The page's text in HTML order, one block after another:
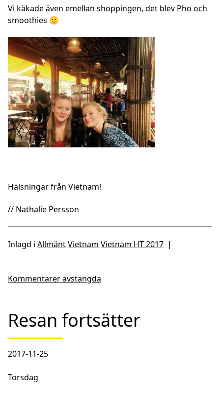
Vi käkade även emellan shoppingen, det blev Pho och
smoothies 🙂
Hälsningar från Vietnam!
// Nathalie Persson
Inlagd i AllmäntVietnam Vietnam HT 2017 |
Kommentarer avstängda
Resan fortsätter
2017-11-25
Torsdag